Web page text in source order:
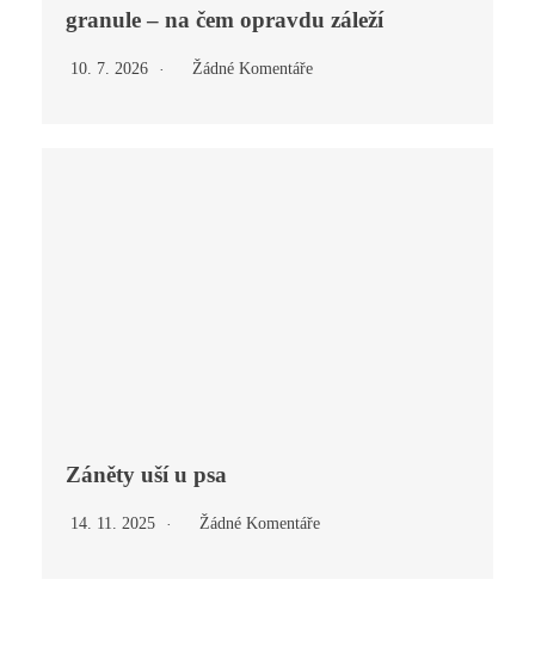
granule – na čem opravdu záleží
10. 7. 2026 Žádné Komentáře
Záněty uší u psa
14. 11. 2025 Žádné Komentáře